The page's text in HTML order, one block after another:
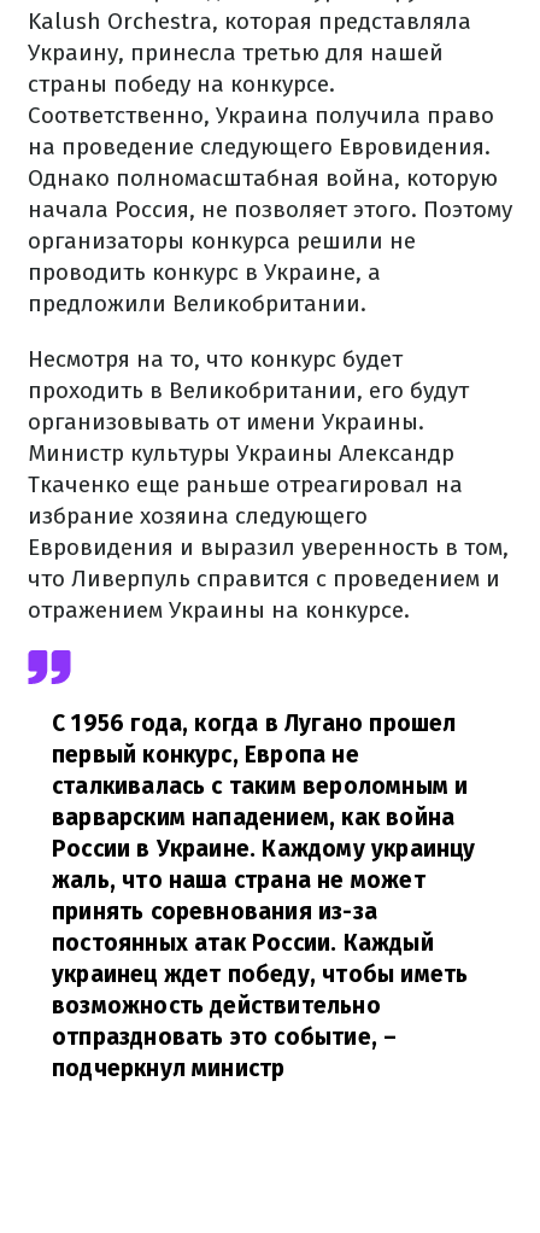
Kalush Orchestra, которая представляла
Украину, принесла третью для нашей
страны победу на конкурсе.
Соответственно, Украина получила право
на проведение следующего Евровидения.
Однако полномасштабная война, которую
начала Россия, не позволяет этого. Поэтому
организаторы конкурса решили не
проводить конкурс в Украине, а
предложили Великобритании.
Несмотря на то, что конкурс будет
проходить в Великобритании, его будут
организовывать от имени Украины.
Министр культуры Украины Александр
Ткаченко еще раньше отреагировал на
избрание хозяина следующего
Евровидения и выразил уверенность в том,
что Ливерпуль справится с проведением и
отражением Украины на конкурсе.
С 1956 года, когда в Лугано прошел
первый конкурс, Европа не
сталкивалась с таким вероломным и
варварским нападением, как война
России в Украине. Каждому украинцу
жаль, что наша страна не может
принять соревнования из-за
постоянных атак России. Каждый
украинец ждет победу, чтобы иметь
возможность действительно
отпраздновать это событие, –
подчеркнул министр